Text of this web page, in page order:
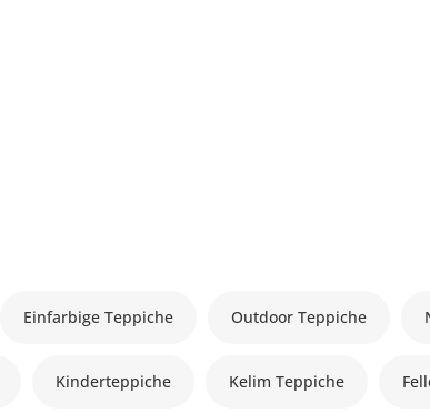
Einfarbige Teppiche Outdoor Teppiche
Kinderteppiche Kelim Teppiche